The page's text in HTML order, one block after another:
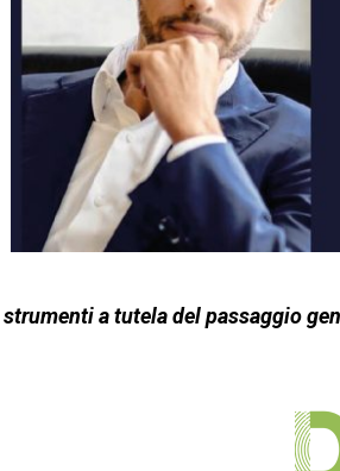
strumenti a tutela del passaggio